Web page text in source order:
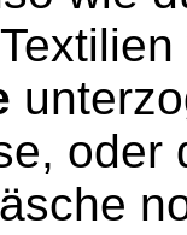
oder